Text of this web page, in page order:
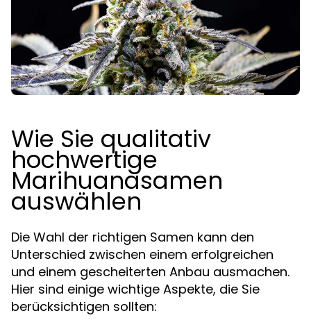
Wie Sie qualitativ
hochwertige
Marihuanasamen
auswählen
Die Wahl der richtigen Samen kann den
Unterschied zwischen einem erfolgreichen
und einem gescheiterten Anbau ausmachen.
Hier sind einige wichtige Aspekte, die Sie
berücksichtigen sollten: